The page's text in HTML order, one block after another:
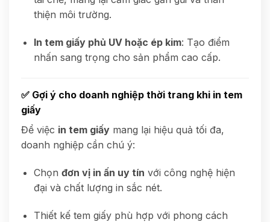
thiện môi trường.
In tem giấy phủ UV hoặc ép kim: Tạo điểm
nhấn sang trọng cho sản phẩm cao cấp.
✅ Gợi ý cho doanh nghiệp thời trang khi in tem
giấy
Để việc in tem giấy mang lại hiệu quả tối đa,
doanh nghiệp cần chú ý:
Chọn đơn vị in ấn uy tín với công nghệ hiện
đại và chất lượng in sắc nét.
Thiết kế tem giấy phù hợp với phong cách